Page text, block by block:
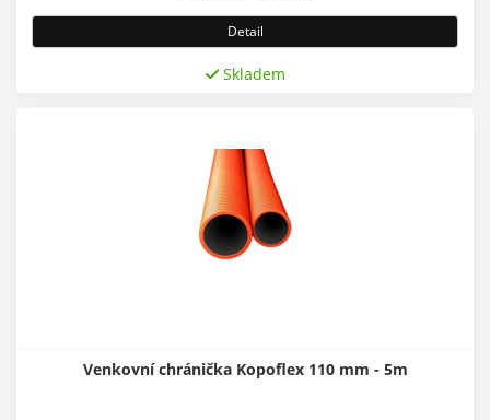
Detail
Skladem
Venkovní chránička Kopoflex 110 mm - 5m